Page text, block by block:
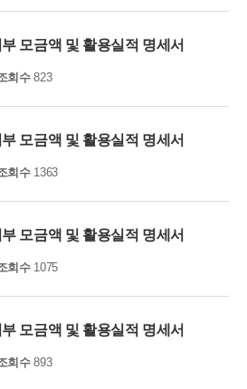
모금액 및 활용실적 명세서
회수823
모금액 및 활용실적 명세서
회수1363
모금액 및 활용실적 명세서
회수1075
모금액 및 활용실적 명세서
회수893